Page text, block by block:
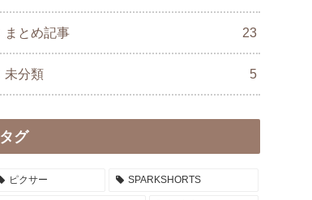
まとめ記事 23
未分類 5
タグ
ピクサー SPARKSHORTS